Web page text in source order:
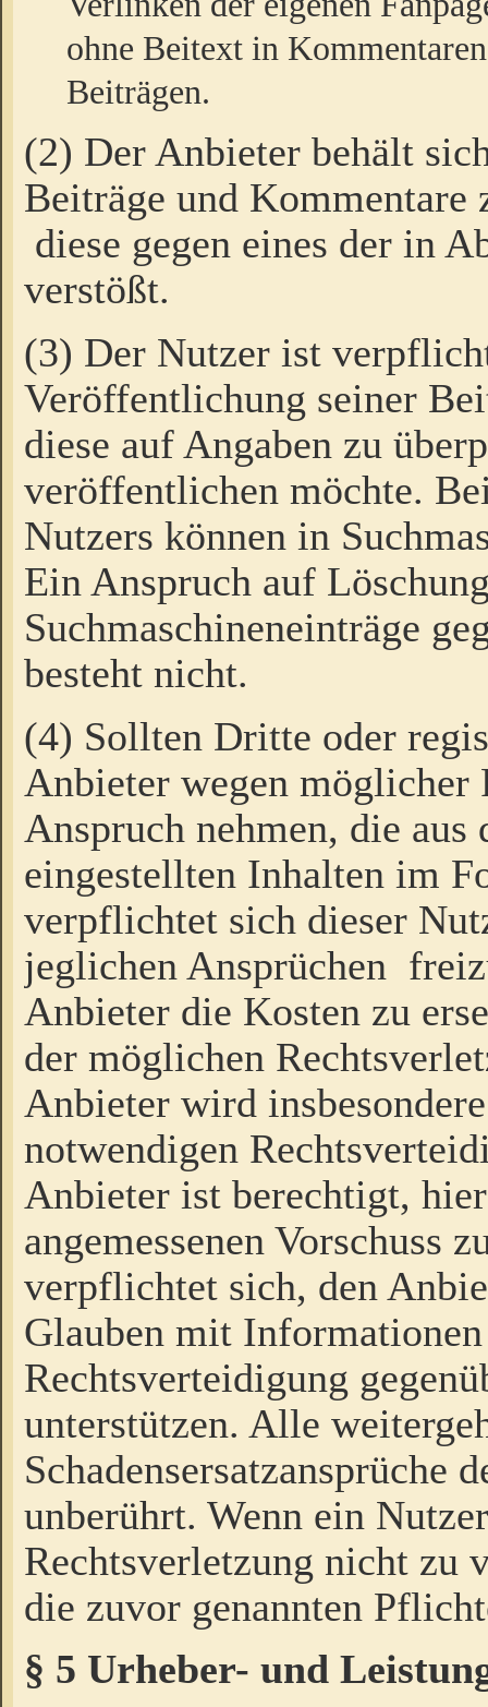
ohne Beitext in
Beiträgen.
(2) Der Anbieter behält
Beiträge und Kommentare
diese gegen eines der in
verstößt.
(3) Der Nutzer ist
Veröffentlichung seiner
diese auf Angaben zu
veröffentlichen möchte.
Nutzers können in
Ein Anspruch auf
Suchmaschineneinträge
besteht nicht.
(4) Sollten Dritte oder
Anbieter wegen möglicher
Anspruch nehmen, die
eingestellten Inhalten im
verpflichtet sich dieser
jeglichen Ansprüchen
Anbieter die Kosten zu
der möglichen
Anbieter wird
notwendigen
Anbieter ist berechtigt,
angemessenen Vorschuss
verpflichtet sich, den
Glauben mit
Rechtsverteidigung
unterstützen. Alle
Schadensersatzansprüche
unberührt. Wenn ein
Rechtsverletzung nicht zu
die zuvor genannten
§ 5 Urheber- und